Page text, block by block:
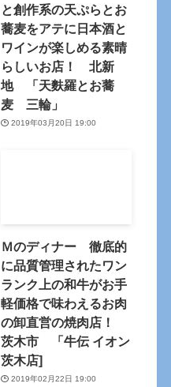
と創作系の天ぷらとお
蕎麦をアテに日本酒と
ワインが楽しめる素晴
らしいお店！ 北新
地 「天麩羅とお蕎
麦 三輪」
2019年03月20日 19:00
Ｍのディナー 徹底的
に品質管理されたワン
ランク上の和牛がお手
軽価格で味わえるお肉
の卸直営の焼肉店！
茨木市 「牛伝 イオン
茨木店]
2019年02月22日 19:00